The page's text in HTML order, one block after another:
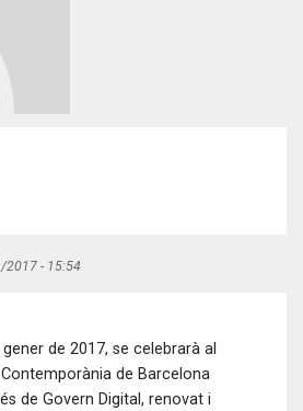
2017 - 15:54
de 2017, se celebrarà al
de Barcelona
de Govern Digital, renovat i